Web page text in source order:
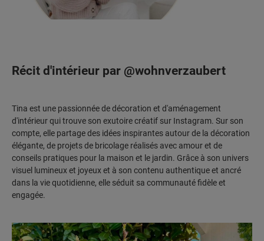
Récit d'intérieur par @wohnverzaubert
Tina est une passionnée de décoration et d'aménagement
d'intérieur qui trouve son exutoire créatif sur Instagram. Sur son
compte, elle partage des idées inspirantes autour de la décoration
élégante, de projets de bricolage réalisés avec amour et de
conseils pratiques pour la maison et le jardin. Grâce à son univers
visuel lumineux et joyeux et à son contenu authentique et ancré
dans la vie quotidienne, elle séduit sa communauté fidèle et
engagée.